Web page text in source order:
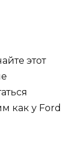
этот
как у Ford